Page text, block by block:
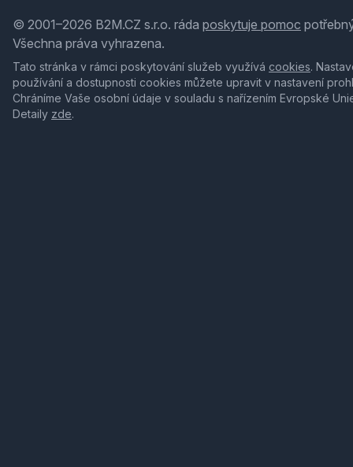
© 2001–2026 B2M.CZ s.r.o. ráda poskytuje pomoc
Všechna práva vyhrazena.
Tato stránka v rámci poskytování služeb využívá cookies.
používání a dostupnosti cookies můžete upravit v nastavení
Chráníme Vaše osobní údaje v souladu s nařízením Evropské
Detaily zde.